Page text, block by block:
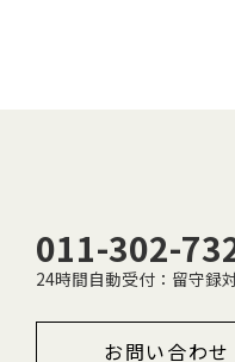
011-302-
24時間自動受付：留守録
お問い合わせ